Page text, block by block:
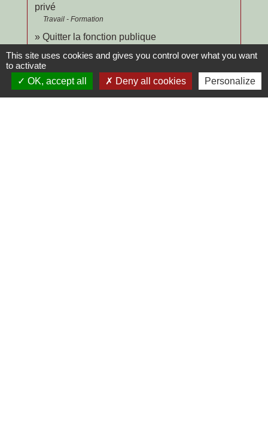
privé
Travail - Formation
Quitter la fonction publique
Signaler une erreur sur cette page
This site uses cookies and gives you control over what you want
to activate
OK, accept all
Deny all cookies Personalize